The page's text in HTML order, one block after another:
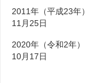
2011年（平成23年）
11月25日
2020年（令和2年）
10月17日